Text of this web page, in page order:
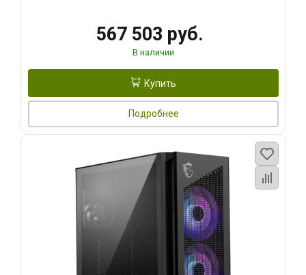
567 503 руб.
В наличии
Купить
Подробнее